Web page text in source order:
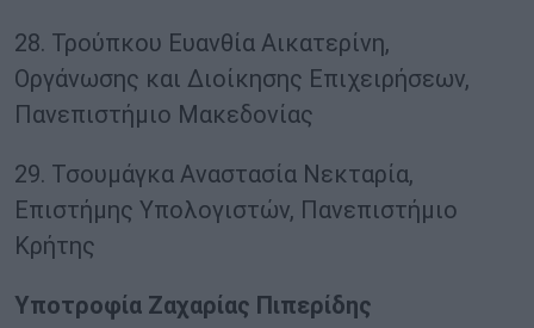
28. Τρούπκου Ευανθία Αικατερίνη,
Οργάνωσης και Διοίκησης Επιχειρήσεων,
Πανεπιστήμιο Μακεδονίας
29. Τσουμάγκα Αναστασία Νεκταρία,
Επιστήμης Υπολογιστών, Πανεπιστήμιο
Κρήτης
Υποτροφία Ζαχαρίας Πιπερίδης